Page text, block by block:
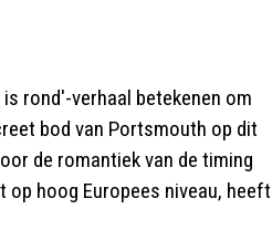
rond'-verhaal betekenen om
bod van Portsmouth op dit
de romantiek van de timing
hoog Europees niveau, heeft